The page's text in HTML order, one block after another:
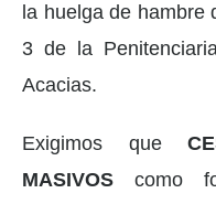
la huelga de hambre
3 de la
Acacias.
Exigimos que
MASIVOS como